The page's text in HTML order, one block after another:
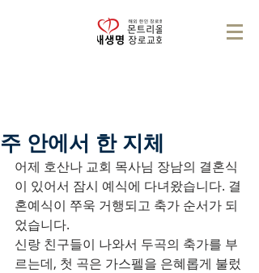
주 안에서 한 지체
어제 호산나 교회 목사님 장남의 결혼식
이 있어서 잠시 예식에 다녀왔습니다. 결
혼예식이 쭈욱 거행되고 축가 순서가 되
었습니다.
신랑 친구들이 나와서 두곡의 축가를 부
르는데, 첫 곡은 가스펠을 은혜롭게 불렀